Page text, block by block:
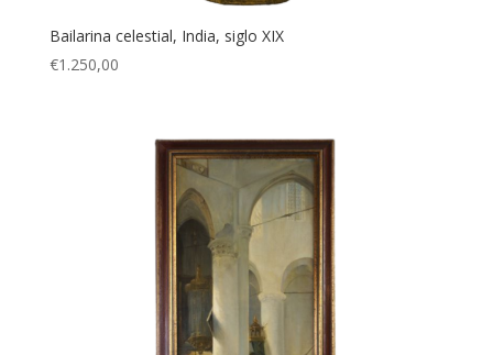
Bailarina celestial, India, siglo XIX
€1.250,00